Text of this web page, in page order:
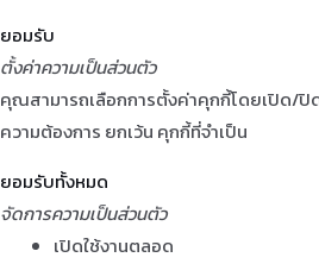
ยอมรับ
ตั้งค่าความเป็นส่วนตัว
คุณสามารถเลือกการตั้งค่าคุกกี้โดยเปิด/ปิ
ความต้องการ ยกเว้น คุกกี้ที่จำเป็น
ยอมรับทั้งหมด
จัดการความเป็นส่วนตัว
เปิดใช้งานตลอด